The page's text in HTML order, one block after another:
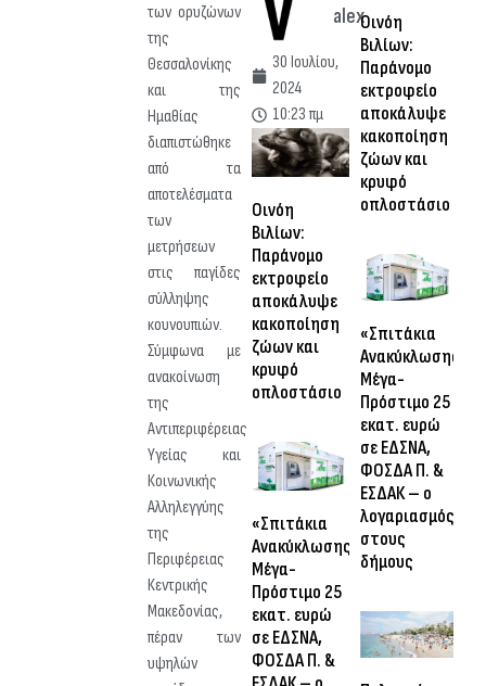
των ορυζώνων
της
Θεσσαλονίκης
και της
Ημαθίας
διαπιστώθηκε
από τα
αποτελέσματα
των
μετρήσεων
στις παγίδες
σύλληψης
κουνουπιών.
Σύμφωνα με
ανακοίνωση
της
Αντιπεριφέρειας
Υγείας και
Κοινωνικής
Αλληλεγγύης
της
Περιφέρειας
Κεντρικής
Μακεδονίας,
πέραν των
υψηλών
alex
30 Ιουλίου,
2024
10:23 πμ
Οινόη
Βιλίων:
Παράνομο
εκτροφείο
αποκάλυψε
κακοποίηση
ζώων και
κρυφό
οπλοστάσιο
«Σπιτάκια
Ανακύκλωσης»:
Μέγα-
Πρόστιμο 25
εκατ. ευρώ
σε ΕΔΣΝΑ,
ΦΟΣΔΑ Π. &
Οινόη
Βιλίων:
Παράνομο
εκτροφείο
αποκάλυψε
κακοποίηση
ζώων και
κρυφό
οπλοστάσιο
«Σπιτάκια
Ανακύκλωσης»:
Μέγα-
Πρόστιμο 25
εκατ. ευρώ
σε ΕΔΣΝΑ,
ΦΟΣΔΑ Π. &
ΕΣΔΑΚ – ο
λογαριασμός
στους
δήμους